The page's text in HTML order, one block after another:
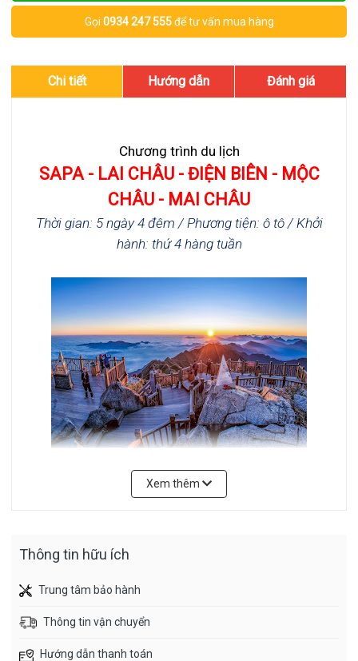
Gọi 0934 247 555để tư vấn mua hàng
Chi tiết Hướng dẫn Đánh giá
Chương trình du lịch
SAPA - LAI CHÂU - ĐIỆN BIÊN - MỘC
CHÂU - MAI CHÂU
Thời gian: 5 ngày 4 đêm / Phương tiện: ô tô / Khởi
hành: thứ 4 hàng tuần
NGÀY 01: HÀ NỘI - NỘI BÀI - SAPA – MOANA
Xe và
hướng
đón
Quý
Xem thêm
Thông tin hữu ích
Trung tâm bảo hành
Thông tin vận chuyển
Hướng dẫn thanh toán